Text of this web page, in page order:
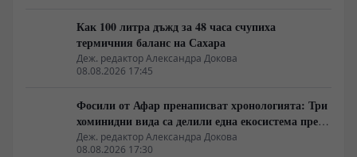
Как 100 литра дъжд за 48 часа счупиха
термичния баланс на Сахара
Деж. редактор Александра Докова
08.08.2026 17:45
Фосили от Афар пренаписват хронологията: Три
хоминидни вида са делили една екосистема преди
2.8 милиона години
Деж. редактор Александра Докова
08.08.2026 17:30